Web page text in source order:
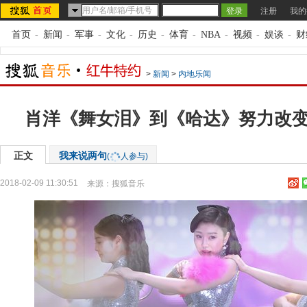
注册 我
首页 - 新闻 - 军事 - 文化 - 历史 - 体育 - NBA - 视频 - 娱谈 -
> 新闻 > 内地乐闻
肖洋《舞女泪》到《哈达》努力改
正文 我来说两句( 人参与)
2018-02-09 11:30:51 来源： 搜狐音乐